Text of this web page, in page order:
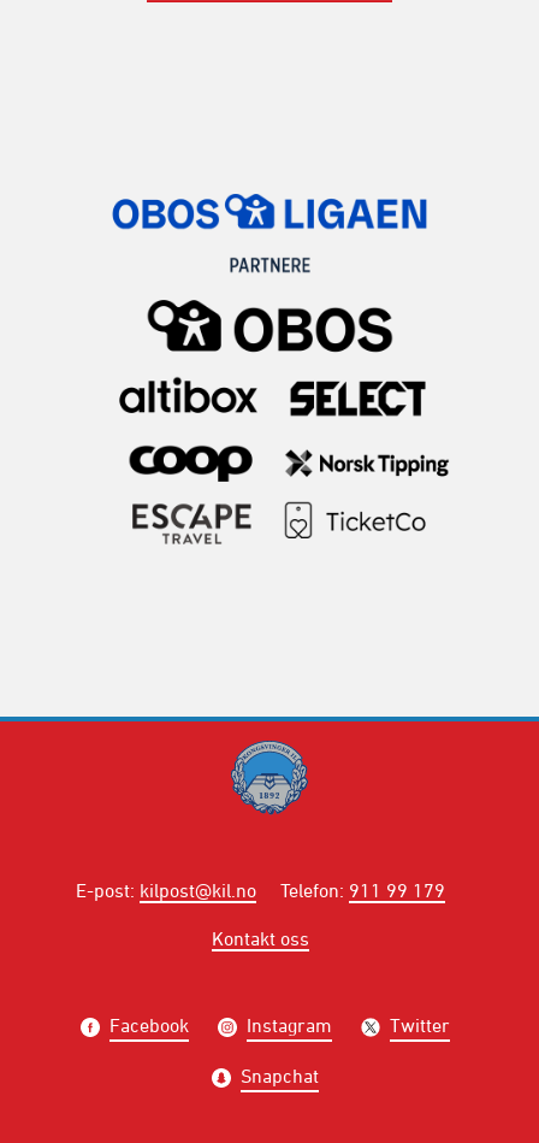
E-post: kilpost@kil.no Telefon: 911 99 179
Kontakt oss
Facebook Instagram Twitter
Snapchat